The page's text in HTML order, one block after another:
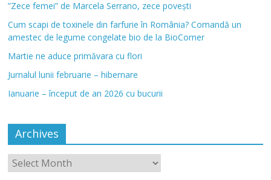
”Zece femei” de Marcela Serrano, zece povești
Cum scapi de toxinele din farfurie în România? Comandă un
amestec de legume congelate bio de la BioCorner
Martie ne aduce primăvara cu flori
Jurnalul lunii februarie – hibernare
Ianuarie – început de an 2026 cu bucurii
Archives